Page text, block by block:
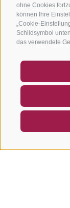
ohne Cookies
können Ihre
„Cookie-
Schildsymbol
das verwendete